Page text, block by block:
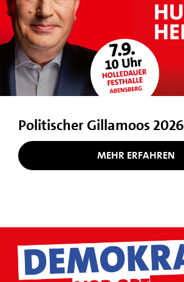
Politischer Gillamoos 2026
MEHR ERFAHREN